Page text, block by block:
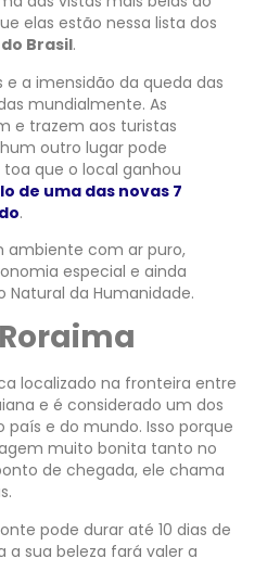
elas estão nessa lista dos
Brasil.
e a imensidão da queda das
mundialmente. As
e trazem aos turistas
outro lugar pode
que o local ganhou
de uma das novas 7
.
ambiente com ar puro,
especial e ainda
Natural da Humanidade.
localizado na fronteira entre
e é considerado um dos
país e do mundo. Isso porque
muito bonita tanto no
de chegada, ele chama
pode durar até 10 dias de
sua beleza fará valer a